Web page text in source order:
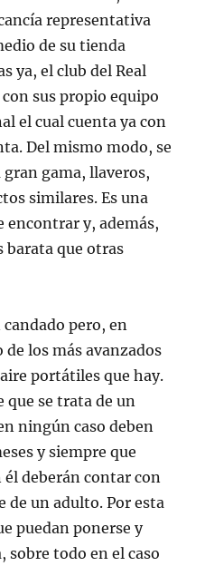
representativa
de su tienda
ya, el club del Real
sus propio equipo
el cual cuenta ya con
Del mismo modo, se
gama, llaveros,
similares. Es una
encontrar y, además,
barata que otras
pero, en
los más avanzados
portátiles que hay.
que se trata de un
ningún caso deben
y siempre que
deberán contar con
de un adulto. Por esta
puedan ponerse y
sobre todo en el caso